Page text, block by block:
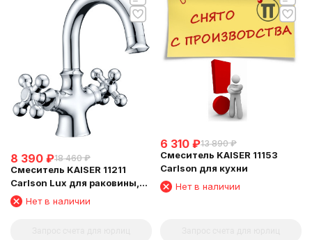
8 390 ₽18 460 ₽
Смеситель KAISER 11211
Carlson Lux для раковины,
хромНет в наличии
6 310 ₽13 890 ₽
Смеситель KAISER 11153
Carlson для кухни
Нет в наличии